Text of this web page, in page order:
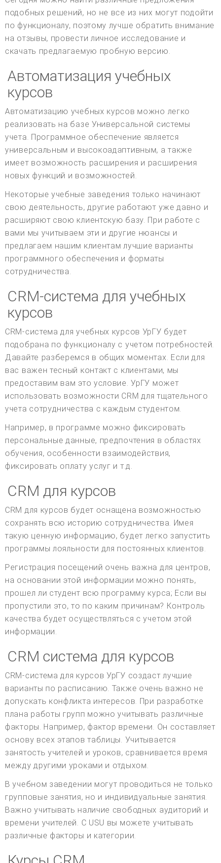
подобных решений, но не все из них могут подойти
по функционалу, поэтому лучше обратить внимание
на отзывы, провести личное исследование и
скачать предлагаемую пробную версию.
Автоматизация учебных
курсов
Автоматизацию учебных курсов можно легко
реализовать на базе Универсальной системы
учета. Программное обеспечение является
универсальным и высокоадаптивным, а также
имеет возможность расширения и расширения
новых функций и возможностей.
Некоторые учебные заведения только начинают
свою деятельность, другие работают уже давно и
расширяют свою клиентскую базу. При работе с
вами мы учитываем эти и другие нюансы и
предлагаем нашим клиентам лучшие варианты
программного обеспечения и форматы
сотрудничества.
CRM-система для учебных
курсов
CRM-система для учебных курсов УрГУ будет
подобрана по функционалу с учетом потребностей.
Давайте разберемся в общих моментах. Если для
вас важен тесный контакт с клиентами, мы
предоставим вам это условие. УрГУ может
использовать возможности CRM для тщательного
учета сотрудничества с каждым студентом.
Например, в программе можно фиксировать
персональные данные, предпочтения в областях
обучения, особенности взаимодействия,
фиксировать оплату услуг и т.д.
CRM для курсов
CRM для курсов будет оснащена возможностью
сохранять всю историю сотрудничества. Имея
такую ценную информацию, будет легко запустить
программы лояльности для постоянных клиентов.
Регистрация посещений очень важна для центров,
на основании этой информации можно понять,
прошел ли студент всю программу курса; Если вы
пропустили это, то по каким причинам? Контроль
качества будет осуществляться с учетом этой
информации.
CRM система для курсов
CRM-система для курсов УрГУ создаст лучшие
варианты по расписанию. Также очень важно не
допускать конфликта интересов. При разработке
плана работы групп можно учитывать различные
факторы. Например, фактор времени. Он составляет
основу всех этапов таблицы. Учитывается
занятость учителей и уроков, сравнивается время
между другими уроками и отдыхом.
В учебном заведении могут проводиться не только
групповые занятия, но и индивидуальные занятия.
Важно учитывать наличие свободных аудиторий и
времени учителей. С USU вы можете учитывать
различные факторы и категории.